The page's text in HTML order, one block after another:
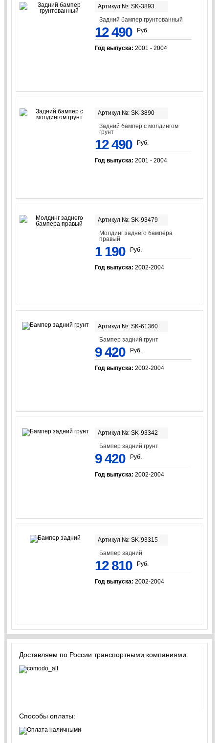
Артикул №: SK-3893
Задний бампер грунтованный
12 490 Руб.
Год выпуска: 2001 - 2004
Артикул №: SK-3890
Задний бампер с молдингом
грунт
12 490 Руб.
Год выпуска: 2001 - 2004
Артикул №: SK-93479
Молдинг заднего бампера
правый
1 190 Руб.
Год выпуска: 2002-2004
Артикул №: SK-61360
Бампер задний грунт
9 420 Руб.
Год выпуска: 2002-2004
Артикул №: SK-93342
Бампер задний грунт
9 420 Руб.
Год выпуска: 2002-2004
Артикул №: SK-93315
Бампер задний
12 810 Руб.
Год выпуска: 2002-2004
Доставляем по России транспортными компаниями:
Способы оплаты: